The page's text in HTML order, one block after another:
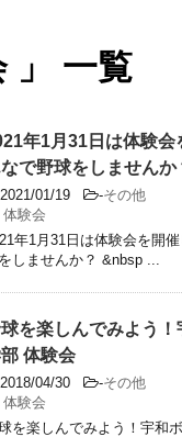
」 一覧
年1月31日は体験会
で野球をしませんか
2021/01/19 -その他
体験会
年1月31日は体験会を開
しませんか？ &nbsp ...
を楽しんでみよう
体験会
2018/04/30 -その他
体験会
を楽しんでみよう！宇和